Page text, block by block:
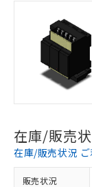
在庫/販売
在庫/販売状況
販売状況